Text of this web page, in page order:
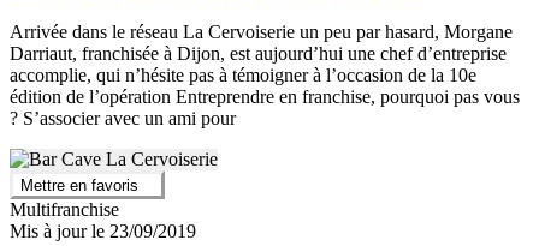
Arrivée dans le réseau La Cervoiserie un peu par hasard, Morgane
Darriaut, franchisée à Dijon, est aujourd’hui une chef d’entreprise
accomplie, qui n’hésite pas à témoigner à l’occasion de la 10e
édition de l’opération Entreprendre en franchise, pourquoi pas vous
? S’associer avec un ami pour
Mettre en favoris
Multifranchise
Mis à jour le 23/09/2019